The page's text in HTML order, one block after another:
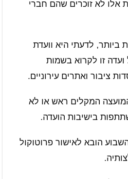
אלו לא זוכרים שהם חברי
ביותר, לדעתי היא וועדת
זו לקרוא בשמות
ציבור ואתרים עירוניים.
המקלים ראש או לא
בישיבות הועדה.
הובא לאישור פרוטוקול